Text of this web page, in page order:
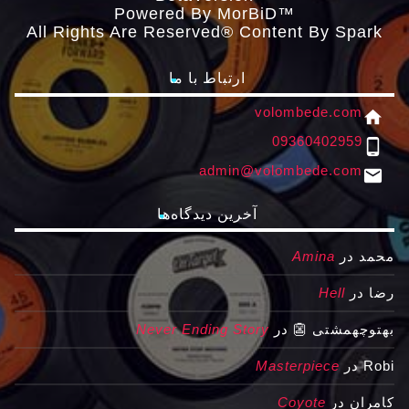
Powered By MorBiD™
All Rights Are Reserved® Content By Spark
ارتباط با ما
home
volombede.com
phone_android
09360402959
email
admin@volombede.com
آخرین دیدگاه‌ها
محمد در Amina
رضا در Hell
بهتوچهمشتی 👺 در Never Ending Story
Robiدر Masterpiece
کامران در Coyote